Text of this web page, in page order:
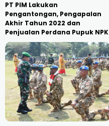
PT PIM Lakukan
Pengantongan, Pengapalan
Akhir Tahun 2022 dan
Penjualan Perdana Pupuk NPK